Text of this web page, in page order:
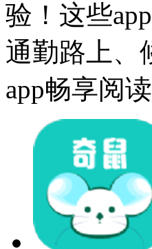
验！这些
通勤路上、
app畅享阅